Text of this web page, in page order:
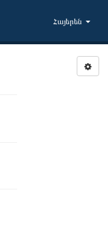
Հայերեն